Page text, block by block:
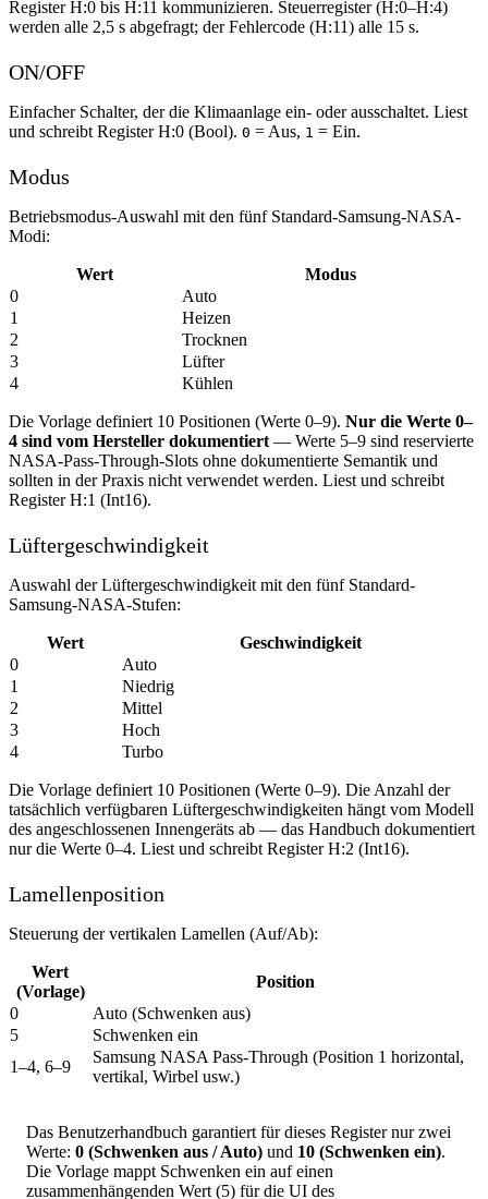
Register H:0 bis H:11 kommunizieren. Steuerregister (H:0–H:4)
werden alle 2,5 s abgefragt; der Fehlercode (H:11) alle 15 s.
ON/OFF
Einfacher Schalter, der die Klimaanlage ein- oder ausschaltet. Liest
und schreibt Register H:0 (Bool). 0 = Aus, 1 = Ein.
Modus
Betriebsmodus-Auswahl mit den fünf Standard-Samsung-NASA-
Modi:
Wert
Modus
0
Auto
1
Heizen
2
Trocknen
3
Lüfter
4
Kühlen
Die Vorlage definiert 10 Positionen (Werte 0–9). Nur die Werte 0–
4 sind vom Hersteller dokumentiert — Werte 5–9 sind reservierte
NASA-Pass-Through-Slots ohne dokumentierte Semantik und
sollten in der Praxis nicht verwendet werden. Liest und schreibt
Register H:1 (Int16).
Lüftergeschwindigkeit
Auswahl der Lüftergeschwindigkeit mit den fünf Standard-
Samsung-NASA-Stufen:
Wert
Geschwindigkeit
0
Auto
1
Niedrig
2
Mittel
3
Hoch
4
Turbo
Die Vorlage definiert 10 Positionen (Werte 0–9). Die Anzahl der
tatsächlich verfügbaren Lüftergeschwindigkeiten hängt vom Modell
des angeschlossenen Innengeräts ab — das Handbuch dokumentiert
nur die Werte 0–4. Liest und schreibt Register H:2 (Int16).
Lamellenposition
Steuerung der vertikalen Lamellen (Auf/Ab):
Wert
(Vorlage)
Position
0
Auto (Schwenken aus)
5
Schwenken ein
1–4, 6–9
Samsung NASA Pass-Through (Position 1 horizontal,
vertikal, Wirbel usw.)
Das Benutzerhandbuch garantiert für dieses Register nur zwei
Werte: 0 (Schwenken aus / Auto) und 10 (Schwenken ein).
Die Vorlage mappt Schwenken ein auf einen
zusammenhängenden Wert (5) für die UI des